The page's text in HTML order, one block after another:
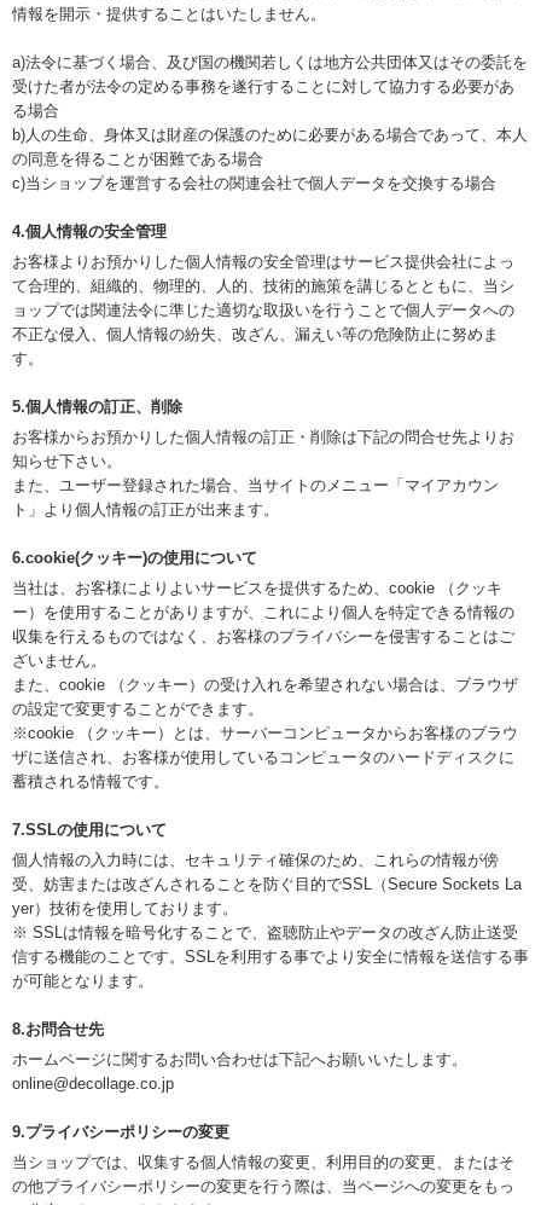
情報を開示・提供することはいたしません。
a)法令に基づく場合、及び国の機関若しくは地方公共団体又はその委託を
受けた者が法令の定める事務を遂行することに対して協力する必要があ
る場合
b)人の生命、身体又は財産の保護のために必要がある場合であって、本人
の同意を得ることが困難である場合
c)当ショップを運営する会社の関連会社で個人データを交換する場合
4.個人情報の安全管理
お客様よりお預かりした個人情報の安全管理はサービス提供会社によっ
て合理的、組織的、物理的、人的、技術的施策を講じるとともに、当シ
ョップでは関連法令に準じた適切な取扱いを行うことで個人データへの
不正な侵入、個人情報の紛失、改ざん、漏えい等の危険防止に努めま
す。
5.個人情報の訂正、削除
お客様からお預かりした個人情報の訂正・削除は下記の問合せ先よりお
知らせ下さい。
また、ユーザー登録された場合、当サイトのメニュー「マイアカウン
ト」より個人情報の訂正が出来ます。
6.cookie(クッキー)の使用について
当社は、お客様によりよいサービスを提供するため、cookie （クッキ
ー）を使用することがありますが、これにより個人を特定できる情報の
収集を行えるものではなく、お客様のプライバシーを侵害することはご
ざいません。
また、cookie （クッキー）の受け入れを希望されない場合は、ブラウザ
の設定で変更することができます。
※cookie （クッキー）とは、サーバーコンピュータからお客様のブラウ
ザに送信され、お客様が使用しているコンピュータのハードディスクに
蓄積される情報です。
7.SSLの使用について
個人情報の入力時には、セキュリティ確保のため、これらの情報が傍
受、妨害または改ざんされることを防ぐ目的でSSL（Secure Sockets La
yer）技術を使用しております。
※ SSLは情報を暗号化することで、盗聴防止やデータの改ざん防止送受
信する機能のことです。SSLを利用する事でより安全に情報を送信する事
が可能となります。
8.お問合せ先
ホームページに関するお問い合わせは下記へお願いいたします。
online@decollage.co.jp
9.プライバシーポリシーの変更
当ショップでは、収集する個人情報の変更、利用目的の変更、またはそ
の他プライバシーポリシーの変更を行う際は、当ページへの変更をもっ